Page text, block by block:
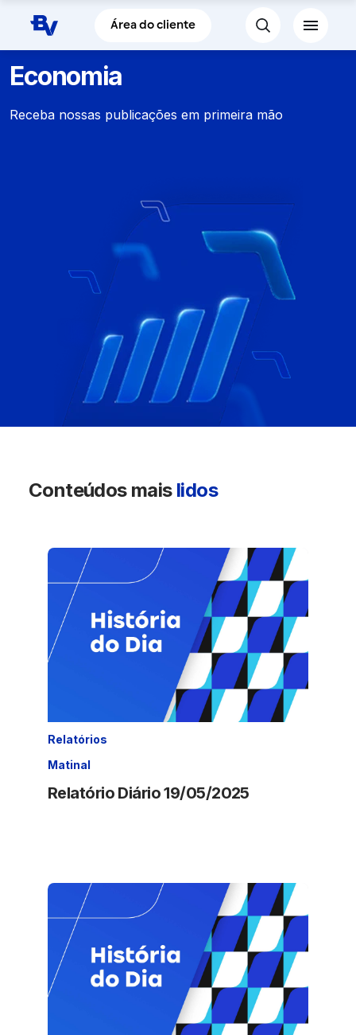
Pular para o Conteúdo principal
Área do cliente
Economia
Receba nossas publicações em primeira mão
Conteúdos mais lidos
Relatórios
Matinal
Relatório Diário 19/05/2025